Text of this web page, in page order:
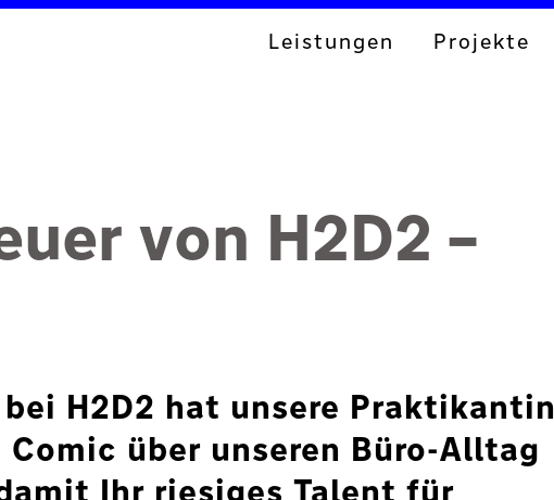
Leistungen Projekte
von H2D2 –
H2D2 hat unsere Praktikantin
über unseren Büro-Alltag
Ihr riesiges Talent für